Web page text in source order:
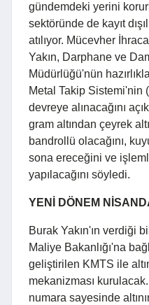
gündemdeki yerini
sektöründe de kayıt
atılıyor. Mücevher
Yakın, Darphane ve
Müdürlüğü'nün
Metal Takip Sistemi'nin
devreye alınacağını
gram altından çeyrek
bandrollü olacağını,
sona ereceğini ve
yapılacağını söyledi.
YENİ DÖNEM
Burak Yakın'ın verdiği
Maliye Bakanlığı'na
geliştirilen KMTS ile
mekanizması
numara sayesinde